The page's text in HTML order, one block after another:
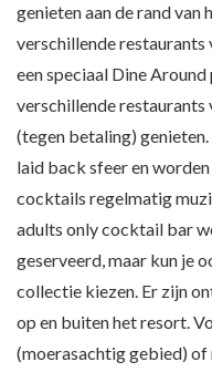
genieten aan de rand van
verschillende
een speciaal Dine
verschillende restaurants
(tegen betaling)
laid back sfeer en
cocktails regelmatig
adults only cocktail bar
geserveerd, maar kun je
collectie kiezen. Er zijn
op en buiten het resort.
(moerasachtig gebied)